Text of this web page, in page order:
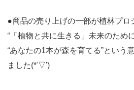
●商品の売り上げの一部が植林プロ
“「植物と共に生きる」未来のため
“あなたの1本が森を育てる”という
ました(*'▽')